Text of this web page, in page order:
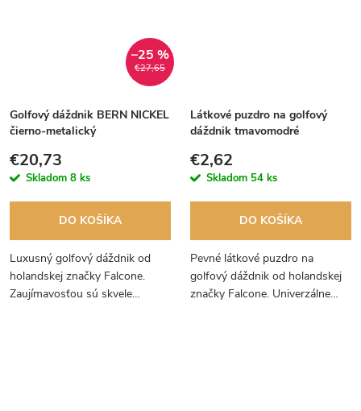
€27,65
–25 %
Golfový dáždnik BERN NICKEL
čierno-metalický
€20,73
Skladom 8 ks
DO KOŠÍKA
Luxusný golfový dáždnik od
holandskej značky Falcone.
Zaujímavosťou sú skvele
Látkové puzdro na golfový
dáždnik tmavomodré
€2,62
Skladom 54 ks
DO KOŠÍKA
Pevné látkové puzdro na
golfový dáždnik od holandskej
značky Falcone. Univerzálne